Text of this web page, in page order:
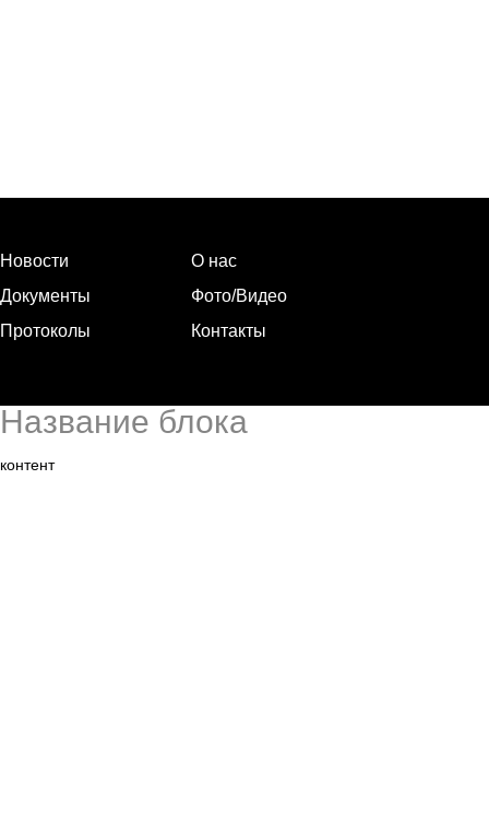
Новости
Документы
Протоколы
О нас
Фото/Видео
Контакты
Название блока
контент